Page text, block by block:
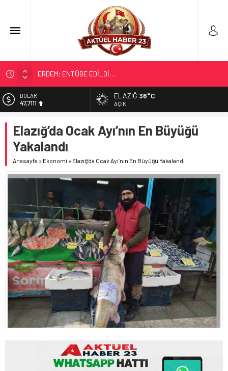
ERDEM; ENTÜBE EDİLDİ…
ELAZIĞ’DA TEFECİLİK OPERASYONU
YRP’DEN, KARAYOLCULARA TEŞEKKÜR
298 MİLYON DOLARLIK İHRACAT
DOLAR
47,7111
55,1881
ALTIN
6.660,55
13.779,39
ELAZIĞ 36°C
AÇIK
Elazığ’da Ocak Ayı’nın En Büyüğü
Yakalandı
Anasayfa » Ekonomi » Elazığ’da Ocak Ayı’nın En Büyüğü Yakalandı